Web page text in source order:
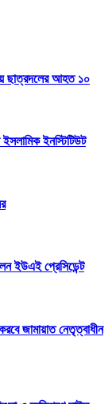
ছাত্রদলের আহত ১০
ইনস্টিটিউট
ইউএই প্রেসিডেন্ট
জামায়াত নেতৃত্বাধীন